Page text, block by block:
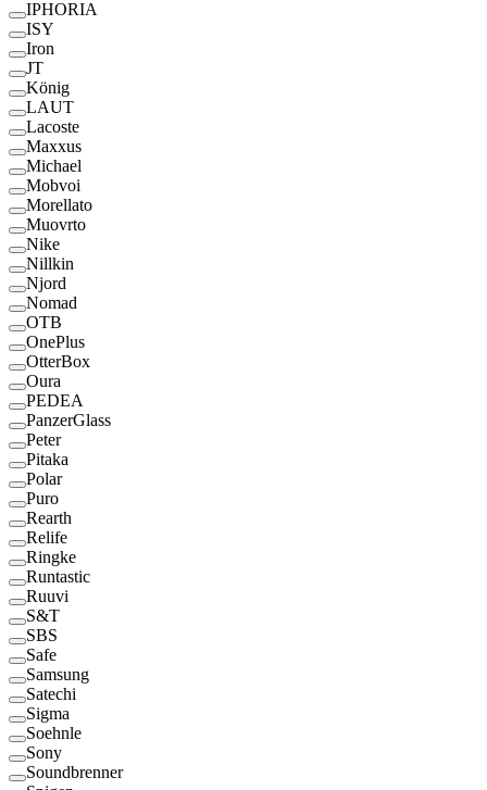
IPHORIA
ISY
Iron
JT
König
LAUT
Lacoste
Maxxus
Michael
Mobvoi
Morellato
Muovrto
Nike
Nillkin
Njord
Nomad
OTB
OnePlus
OtterBox
Oura
PEDEA
PanzerGlass
Peter
Pitaka
Polar
Puro
Rearth
Relife
Ringke
Runtastic
Ruuvi
S&T
SBS
Safe
Samsung
Satechi
Sigma
Soehnle
Sony
Soundbrenner